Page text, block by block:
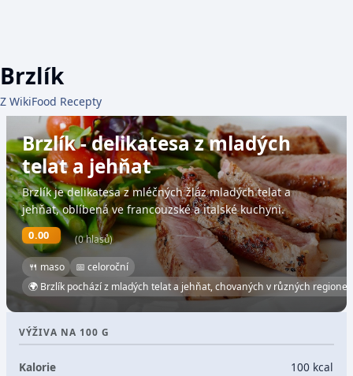
Brzlík
Z WikiFood Recepty
Brzlík - delikatesa z mladých
telat a jehňat
Brzlík je delikatesa z mléčných žláz mladých telat a
jehňat, oblíbená ve francouzské a italské kuchyni.
0.00 (0 hlasů)
🍴 maso
📅 celoroční
🌍 Brzlík pochází z mladých telat a jehňat, chovaných v různých
VÝŽIVA NA 100 G
Kalorie
100 kcal